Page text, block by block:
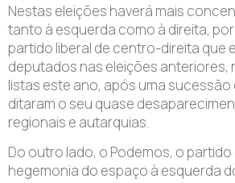
Nestas eleições haverá mais
tanto à esquerda como à direita,
partido liberal de centro-direita que
deputados nas eleições anteriores,
listas este ano, após uma
ditaram o seu quase
regionais e autarquias.
Do outro lado, o Podemos, o partido
hegemonia do espaço à esquerda